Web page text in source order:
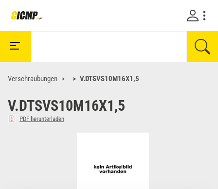
Verschraubungen V.DTSVS10M16X1,5
V.DTSVS10M16X1,5
PDF herunterladen